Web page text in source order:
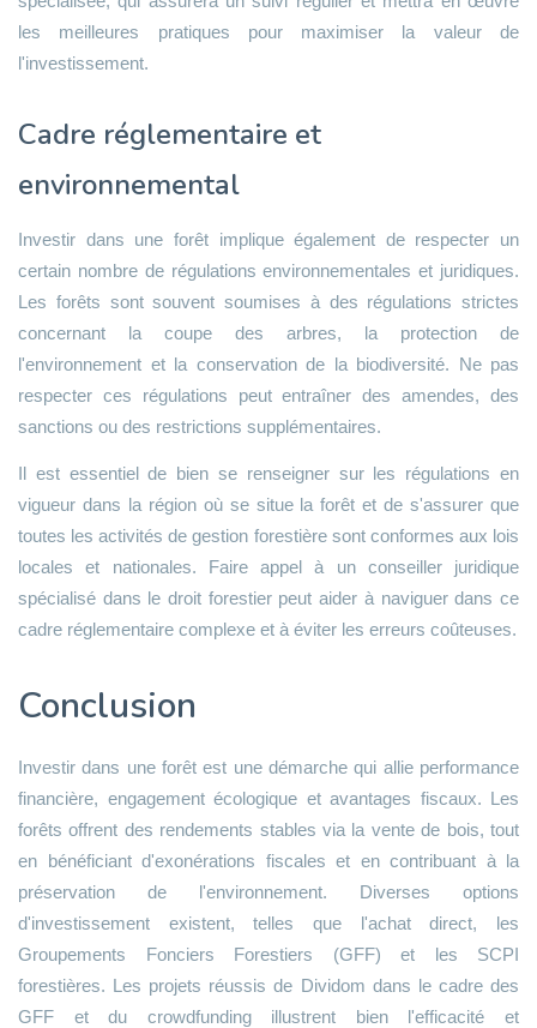
les meilleures pratiques pour maximiser la valeur de
l'investissement.
Cadre réglementaire et
environnemental
Investir dans une forêt implique également de respecter un
certain nombre de régulations environnementales et juridiques.
Les forêts sont souvent soumises à des régulations strictes
concernant la coupe des arbres, la protection de
l'environnement et la conservation de la biodiversité. Ne pas
respecter ces régulations peut entraîner des amendes, des
sanctions ou des restrictions supplémentaires.
Il est essentiel de bien se renseigner sur les régulations en
vigueur dans la région où se situe la forêt et de s'assurer que
toutes les activités de gestion forestière sont conformes aux lois
locales et nationales. Faire appel à un conseiller juridique
spécialisé dans le droit forestier peut aider à naviguer dans ce
cadre réglementaire complexe et à éviter les erreurs coûteuses.
Conclusion
Investir dans une forêt est une démarche qui allie performance
financière, engagement écologique et avantages fiscaux. Les
forêts offrent des rendements stables via la vente de bois, tout
en bénéficiant d'exonérations fiscales et en contribuant à la
préservation de l'environnement. Diverses options
d'investissement existent, telles que l'achat direct, les
Groupements Fonciers Forestiers (GFF) et les SCPI
forestières. Les projets réussis de Dividom dans le cadre des
GFF et du crowdfunding illustrent bien l'efficacité et